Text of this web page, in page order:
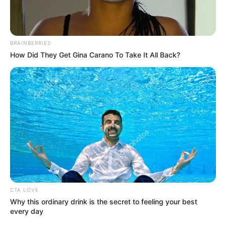
BRAINBERRIES
How Did They Get Gina Carano To Take It All Back?
CTA LOVE
Why this ordinary drink is the secret to feeling your best
every day